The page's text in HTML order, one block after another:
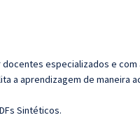
especializados e
a aprendizagem de maneira
Sintéticos.